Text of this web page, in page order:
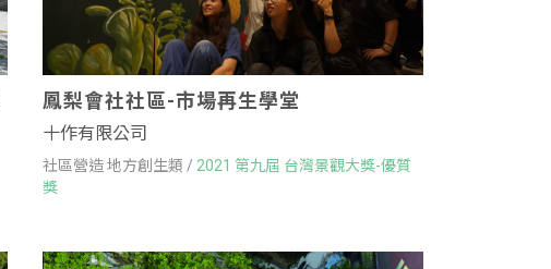
鳳梨會社社區-市場再生學堂
十作有限公司
社區營造 地方創生類 /2021 第九屆 台灣景觀大獎-優質
獎